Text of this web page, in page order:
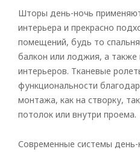
Шторы день-ночь
интерьера и прекрасно
помещений, будь то
балкон или лоджия, а также
интерьеров. Тканевые
функциональности
монтажа, как на створку,
потолок или внутри проема.
Современные системы